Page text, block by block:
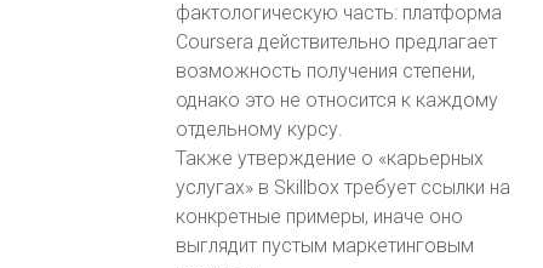
фактологическую часть: платформа
Coursera действительно предлагает
возможность получения степени,
однако это не относится к каждому
отдельному курсу.
Также утверждение о «карьерных
услугах» в Skillbox требует ссылки на
конкретные примеры, иначе оно
выглядит пустым маркетинговым